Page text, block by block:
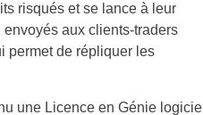
risqués et se lance à leur
aux clients-traders
permet de répliquer les
une Licence en Génie logiciel